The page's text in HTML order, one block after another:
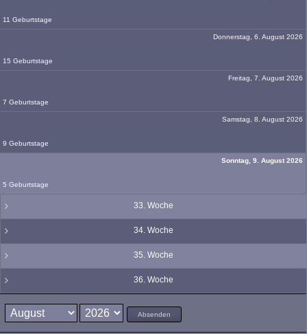
11 Geburtstage
Donnerstag, 6. August 2026
15 Geburtstage
Freitag, 7. August 2026
7 Geburtstage
Samstag, 8. August 2026
9 Geburtstage
Sonntag, 9. August 2026
5 Geburtstage
33. Woche
34. Woche
35. Woche
36. Woche
Absenden